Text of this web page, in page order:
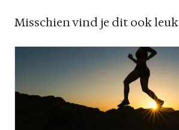
Misschien vind je dit ook leuk